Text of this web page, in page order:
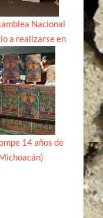
Nacional
a realizarse en
14 años de